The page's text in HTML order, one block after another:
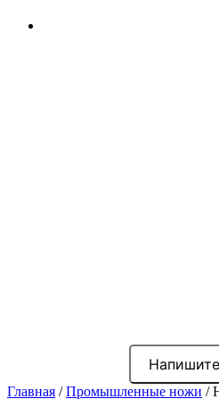
Главная /Промышленные ножи /